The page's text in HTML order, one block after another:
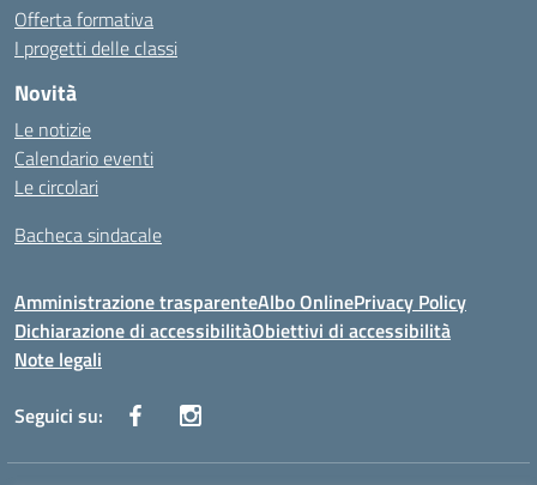
Offerta formativa
I progetti delle classi
Novità
Le notizie
Calendario eventi
Le circolari
Bacheca sindacale
Amministrazione trasparenteAlbo OnlinePrivacy Policy
Dichiarazione di accessibilitàObiettivi di accessibilità
Note legali
Seguici su: